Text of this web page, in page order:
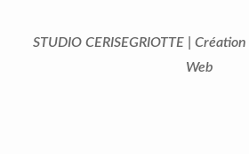
STUDIO CERISEGRIOTTE |
Web